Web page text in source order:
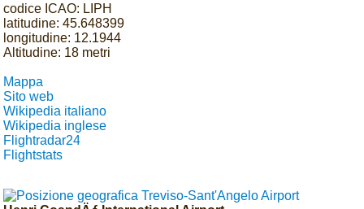
codice ICAO: LIPH
latitudine: 45.648399
longitudine: 12.1944
Altitudine: 18 metri
Mappa
Sito web
Wikipedia italiano
Wikipedia inglese
Flightradar24
Flightstats